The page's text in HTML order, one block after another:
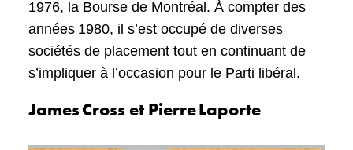
1976, la Bourse de Montréal. À compter des
années 1980, il s’est occupé de diverses
sociétés de placement tout en continuant de
s’impliquer à l’occasion pour le Parti libéral.
James Cross et Pierre Laporte